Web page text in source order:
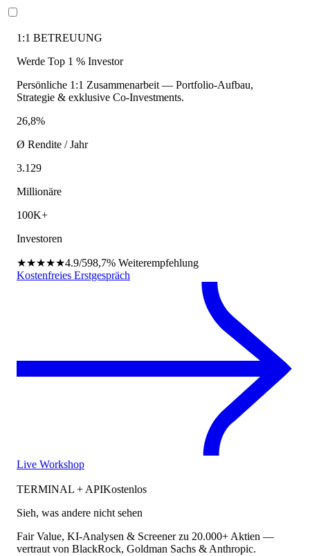
1:1 BETREUUNG
Werde Top 1 % Investor
Persönliche 1:1 Zusammenarbeit — Portfolio-Aufbau,
Strategie & exklusive Co-Investments.
26,8%
Ø Rendite / Jahr
3.129
Millionäre
100K+
Investoren
★★★★★4.9/598,7% Weiterempfehlung
Kostenfreies Erstgespräch
Live Workshop
TERMINAL + APIKostenlos
Sieh, was andere nicht sehen
Fair Value, KI-Analysen & Screener zu 20.000+ Aktien —
vertraut von BlackRock, Goldman Sachs & Anthropic.